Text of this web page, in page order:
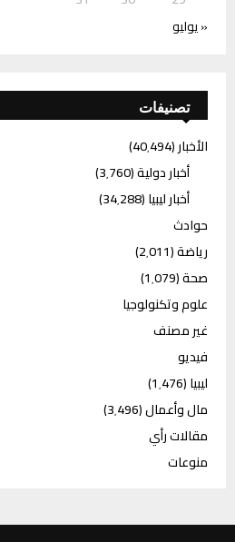
« يوليو
تصنيفات
الأخبار(40٬494)
أخبار دولية(3٬760)
أخبار ليبيا(34٬288)
حوادث
رياضة(2٬011)
صحة(1٬079)
علوم وتكنولوجيا
غير مصنف
فيديو
ليبيا(1٬476)
مال وأعمال(3٬496)
مقالات رأي
منوعات